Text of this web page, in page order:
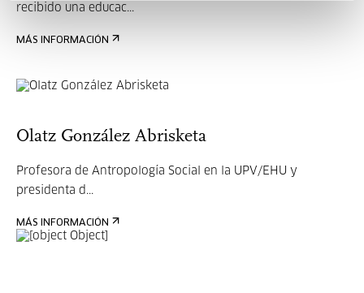
recibido una educac...
MÁS INFORMACIÓN
Olatz González Abrisketa
Profesora de Antropología Social en la UPV/EHU y
presidenta d...
MÁS INFORMACIÓN